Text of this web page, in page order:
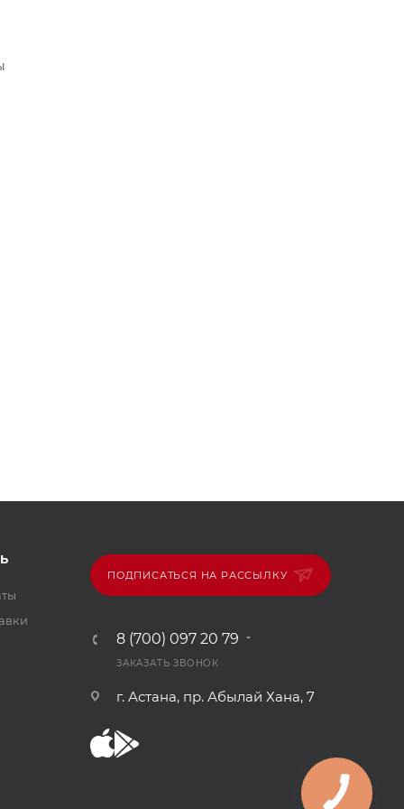
ПОДПИСАТЬСЯ НА РАССЫЛКУ
8 (700) 097 20 79
ЗАКАЗАТЬ ЗВОНОК
г. Астана, пр. Абылай Хана, 7